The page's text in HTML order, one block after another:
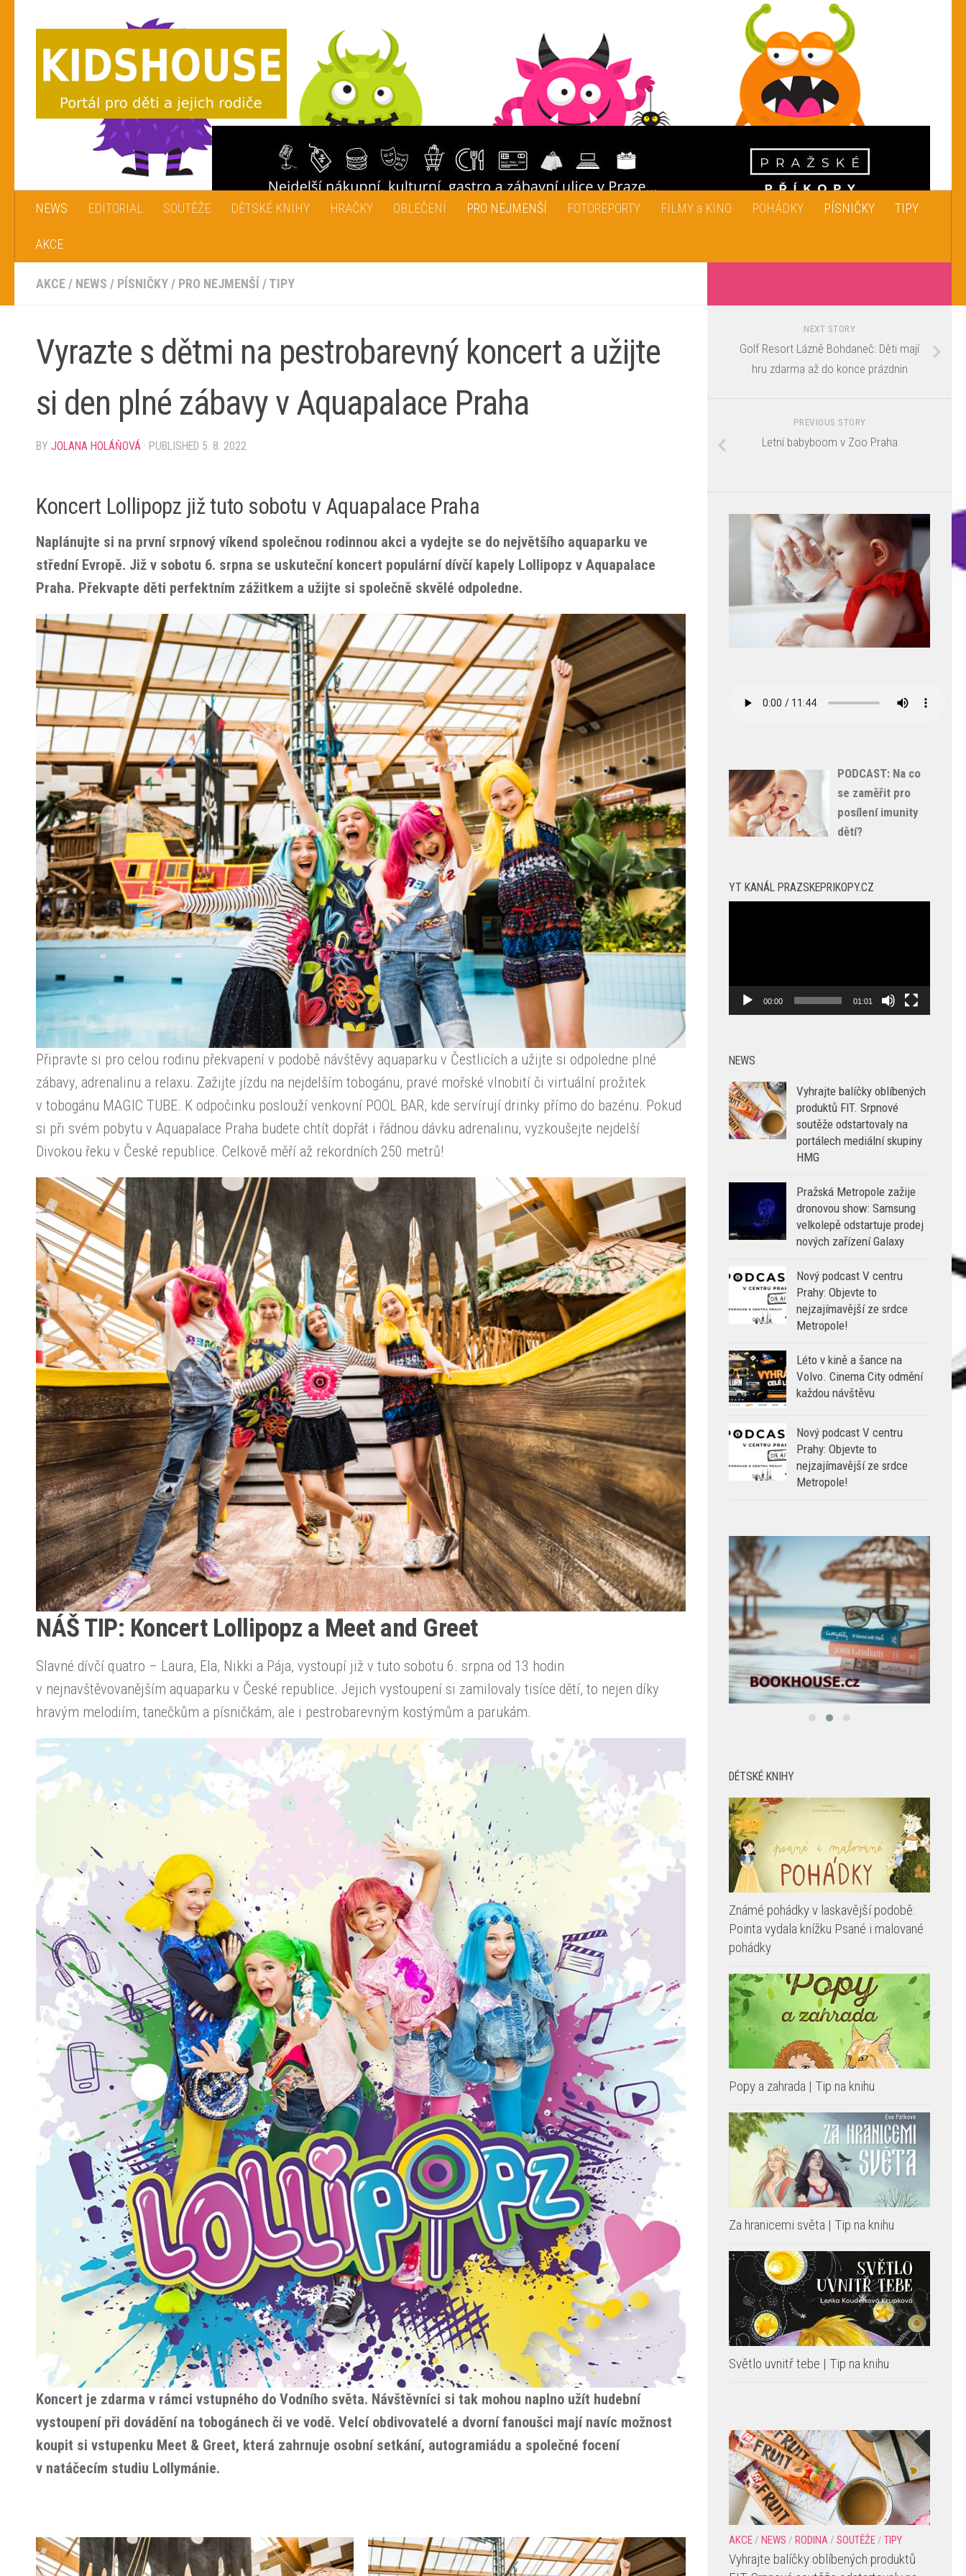
NEWS EDITORIAL SOUTĚŽE DĚTSKÉ KNIHY HRAČKY OBLEČENÍ PRO NEJMENŠÍ FOTOREPORTY FILMY a KINO POHÁDKY PÍSNIČKY TIPY
AKCE
AKCE / NEWS / PÍSNIČKY / PRO NEJMENŠÍ /TIPY
Vyrazte s dětmi na pestrobarevný koncert a užijte
si den plné zábavy v Aquapalace Praha
BY JOLANA HOLÁŇOVÁ · PUBLISHED 5. 8. 2022
Koncert Lollipopz již tuto sobotu v Aquapalace Praha
Naplánujte si na první srpnový víkend společnou rodinnou akci a vydejte se do největšího aquaparku ve
střední Evropě. Již v sobotu 6. srpna se uskuteční koncert populární dívčí kapely Lollipopz v Aquapalace
Praha. Překvapte děti perfektním zážitkem a užijte si společně skvělé odpoledne.
Připravte si pro celou rodinu překvapení v podobě návštěvy aquaparku v Čestlicích a užijte si odpoledne plné
zábavy, adrenalinu a relaxu. Zažijte jízdu na nejdelším tobogánu, pravé mořské vlnobití či virtuální prožitek
v tobogánu MAGIC TUBE. K odpočinku poslouží venkovní POOL BAR, kde servírují drinky přímo do bazénu. Pokud
si při svém pobytu v Aquapalace Praha budete chtít dopřát i řádnou dávku adrenalinu, vyzkoušejte nejdelší
Divokou řeku v České republice. Celkově měří až rekordních 250 metrů!
NÁŠ TIP: Koncert Lollipopz a Meet and Greet
Slavné dívčí quatro – Laura, Ela, Nikki a Pája, vystoupí již v tuto sobotu 6. srpna od 13 hodin
v nejnavštěvovanějším aquaparku v České republice. Jejich vystoupení si zamilovaly tisíce dětí, to nejen díky
hravým melodiím, tanečkům a písničkám, ale i pestrobarevným kostýmům a parukám.
Koncert je zdarma v rámci vstupného do Vodního světa. Návštěvníci si tak mohou naplno užít hudební
vystoupení při dovádění na tobogánech či ve vodě. Velcí obdivovatelé a dvorní fanoušci mají navíc možnost
koupit si vstupenku Meet & Greet, která zahrnuje osobní setkání, autogramiádu a společné focení
v natáčecím studiu Lollymánie.
NEXT STORY
Golf Resort Lázně Bohdaneč: Děti mají
hru zdarma až do konce prázdnin
PREVIOUS STORY
Letní babyboom v Zoo Praha
PODCAST: Na co
se zaměřit pro
posílení imunity
dětí?
YT KANÁL PRAZSKEPRIKOPY.CZ
00:00 01:01
NEWS
Vyhrajte balíčky oblíbených
produktů FIT. Srpnové
soutěže odstartovaly na
portálech mediální skupiny
HMG
Pražská Metropole zažije
dronovou show: Samsung
velkolepě odstartuje prodej
nových zařízení Galaxy
Nový podcast V centru
Prahy: Objevte to
nejzajímavější ze srdce
Metropole!
Léto v kině a šance na
Volvo. Cinema City odmění
každou návštěvu
Nový podcast V centru
Prahy: Objevte to
nejzajímavější ze srdce
Metropole!
DÉTSKÉ KNIHY
Známé pohádky v laskavější podobě:
Pointa vydala knížku Psané i malované
pohádky
Popy a zahrada | Tip na knihu
Za hranicemi světa | Tip na knihu
Světlo uvnitř tebe | Tip na knihu
AKCE/ NEWS / RODINA/ SOUTĚŽE/ TIPY
Vyhrajte balíčky oblíbených produktů